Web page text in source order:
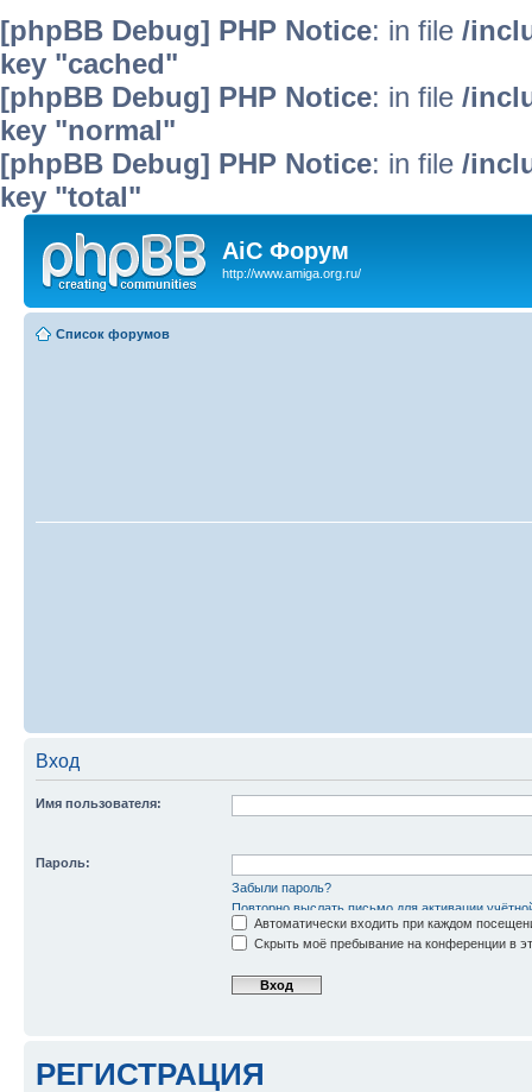
[phpBB Debug] PHP Notice: in file /
key "cached"
[phpBB Debug] PHP Notice: in file /
key "normal"
[phpBB Debug] PHP Notice: in file /
key "total"
AiC Форум
http://www.amiga.org.ru/
Список форумов
Вход
Имя пользователя:
Пароль:
Забыли пароль?
Повторно выслать письмо для активации
Автоматически входить при каждом
Скрыть моё пребывание на конференции в
РЕГИСТРАЦИЯ